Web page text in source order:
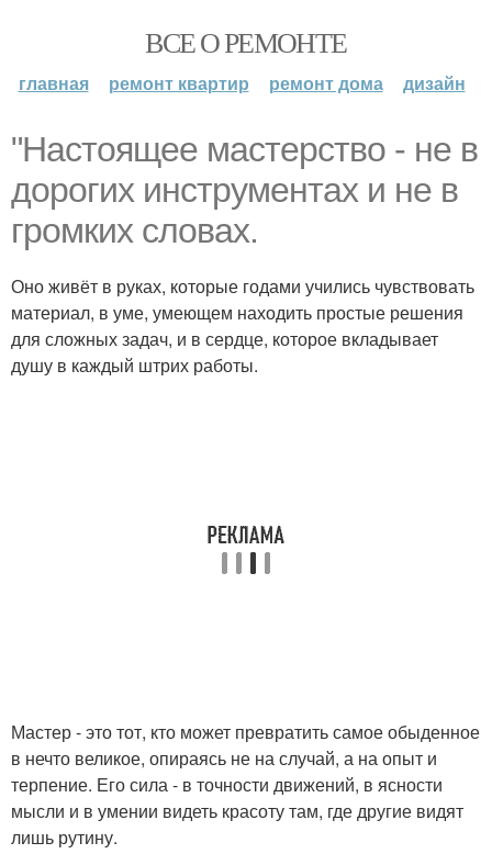
ВСЕ О РЕМОНТЕ
главная ремонт квартир ремонт дома дизайн
"Настоящее мастерство - не в
дорогих инструментах и не в
громких словах.
Оно живёт в руках, которые годами учились чувствовать
материал, в уме, умеющем находить простые решения
для сложных задач, и в сердце, которое вкладывает
душу в каждый штрих работы.
Мастер - это тот, кто может превратить самое обыденное
в нечто великое, опираясь не на случай, а на опыт и
терпение. Его сила - в точности движений, в ясности
мысли и в умении видеть красоту там, где другие видят
лишь рутину.